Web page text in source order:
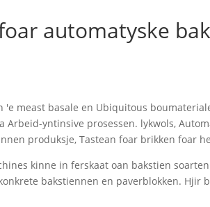
automatyske
'e meast basale en Ubiquitous
Arbeid-yntinsive prosessen. lykwols,
produksje, Tastean foar brikken foar
kinne in ferskaat oan bakstien
bakstiennen en paverblokken. Hjir